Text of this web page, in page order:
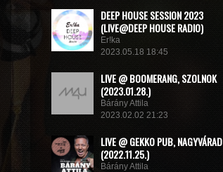
DEEP HOUSE SESSION 2023
(LIVE@DEEP HOUSE RADIO)
Er!ka
2023.05.18 18:45
LIVE @ BOOMERANG, SZOLNOK
(2023.01.28.)
Bárány Attila
2023.02.02 21:23
LIVE @ GEKKO PUB, NAGYVÁRAD
(2022.11.25.)
Bárány Attila